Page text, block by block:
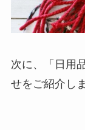
次に、「日用
せをご紹介しま